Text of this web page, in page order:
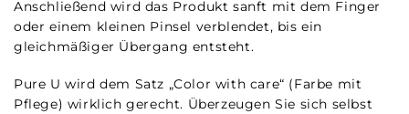
Anschließend wird das Produkt sanft mit dem Finger
oder einem kleinen Pinsel verblendet, bis ein
gleichmäßiger Übergang entsteht.
Pure U wird dem Satz „Color with care“ (Farbe mit
Pflege) wirklich gerecht. Überzeugen Sie sich selbst